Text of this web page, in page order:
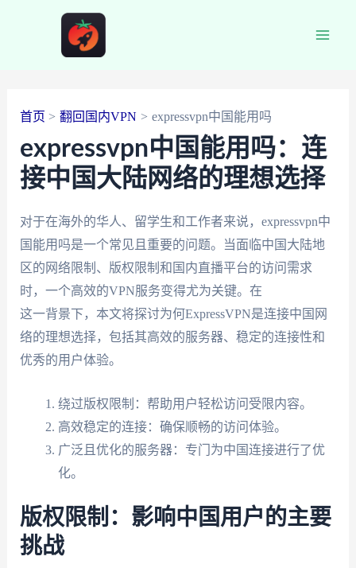
首页 翻回国内VPN expressvpn中国能用吗
expressvpn中国能用吗：连
接中国大陆网络的理想选择
对于在海外的华人、留学生和工作者来说，expressvpn中
国能用吗是一个常见且重要的问题。当面临中国大陆地
区的网络限制、版权限制和国内直播平台的访问需求
时，一个高效的VPN服务变得尤为关键。在
这一背景下，本文将探讨为何ExpressVPN是连接中国网
络的理想选择，包括其高效的服务器、稳定的连接性和
优秀的用户体验。
绕过版权限制：帮助用户轻松访问受限内容。
高效稳定的连接：确保顺畅的访问体验。
广泛且优化的服务器：专门为中国连接进行了优
化。
版权限制：影响中国用户的主要
挑战